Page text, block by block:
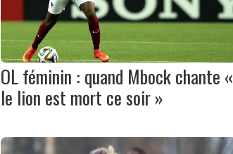
OL féminin : quand Mbock chante «
le lion est mort ce soir »